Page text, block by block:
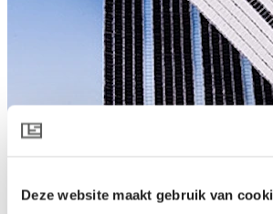
Deze website maakt gebruik van